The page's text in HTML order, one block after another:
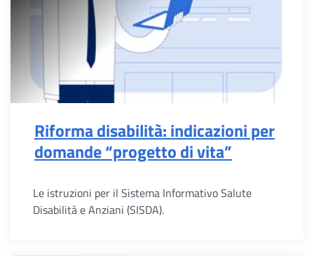
Riforma disabilità: indicazioni per
domande “progetto di vita”
Le istruzioni per il Sistema Informativo Salute
Disabilità e Anziani (SISDA).